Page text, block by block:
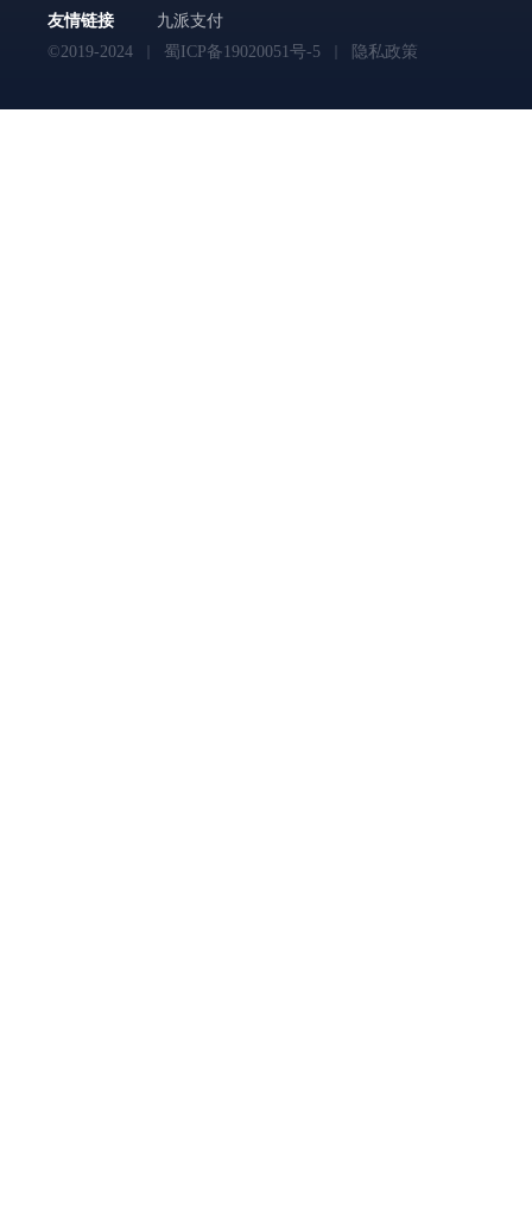
友情链接
九派支付
©2019-2024
蜀ICP备19020051号-5 隐私政策